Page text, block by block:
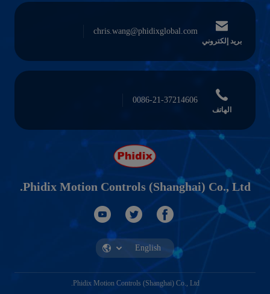
بريد إلكتروني
chris.wang@phidixglobal.com
الهاتف
0086-21-37214606
Phidix Motion Controls (Shanghai) Co., Ltd.
Phidix Motion Controls (Shanghai) Co., Ltd.